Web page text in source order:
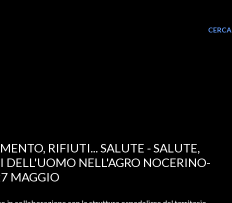
CERCA
RIFIUTI... SALUTE - SALUTE,
DELL'UOMO NELL'AGRO NOCERINO-
MAGGIO